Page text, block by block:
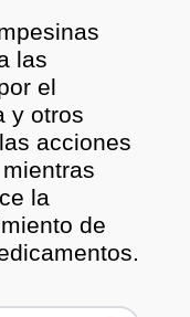
las
el
y otros
acciones
la
de